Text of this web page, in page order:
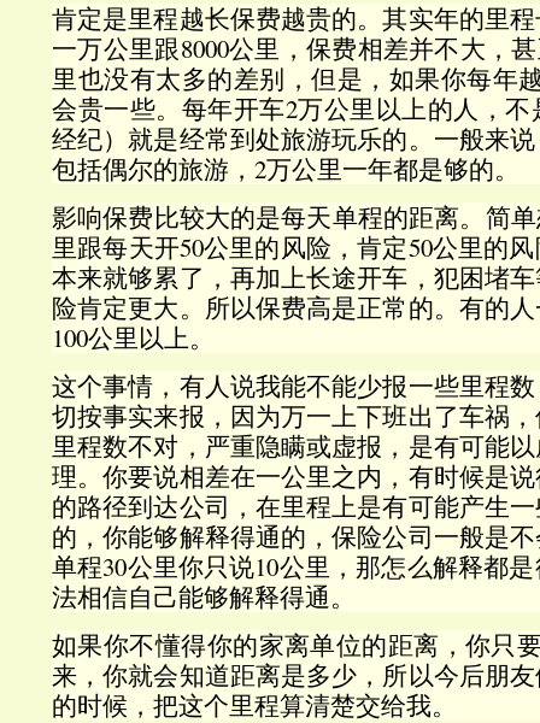
肯定是里程越长保费越贵的。其实年的里
一万公里跟8000公里，保费相差并不大，
里也没有太多的差别，但是，如果你每年
会贵一些。每年开车2万公里以上的人，
经纪）就是经常到处旅游玩乐的。一般来
包括偶尔的旅游，2万公里一年都是够的。
影响保费比较大的是每天单程的距离。简
里跟每天开50公里的风险，肯定50公里的
本来就够累了，再加上长途开车，犯困堵
险肯定更大。所以保费高是正常的。有的
100公里以上。
这个事情，有人说我能不能少报一些里程
切按事实来报，因为万一上下班出了车祸
里程数不对，严重隐瞒或虚报，是有可能
理。你要说相差在一公里之内，有时候是
的路径到达公司，在里程上是有可能产生
的，你能够解释得通的，保险公司一般是
单程30公里你只说10公里，那怎么解释都
法相信自己能够解释得通。
如果你不懂得你的家离单位的距离，你只
来，你就会知道距离是多少，所以今后朋
的时候，把这个里程算清楚交给我。